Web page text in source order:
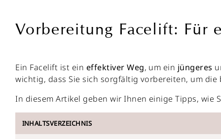
Vorbereitung Facelift: Für
Ein Facelift ist ein effektiver Weg, um ein jüngeres
wichtig, dass Sie sich sorgfältig vorbereiten, um
In diesem Artikel geben wir Ihnen einige Tipps, wie
INHALTSVERZEICHNIS